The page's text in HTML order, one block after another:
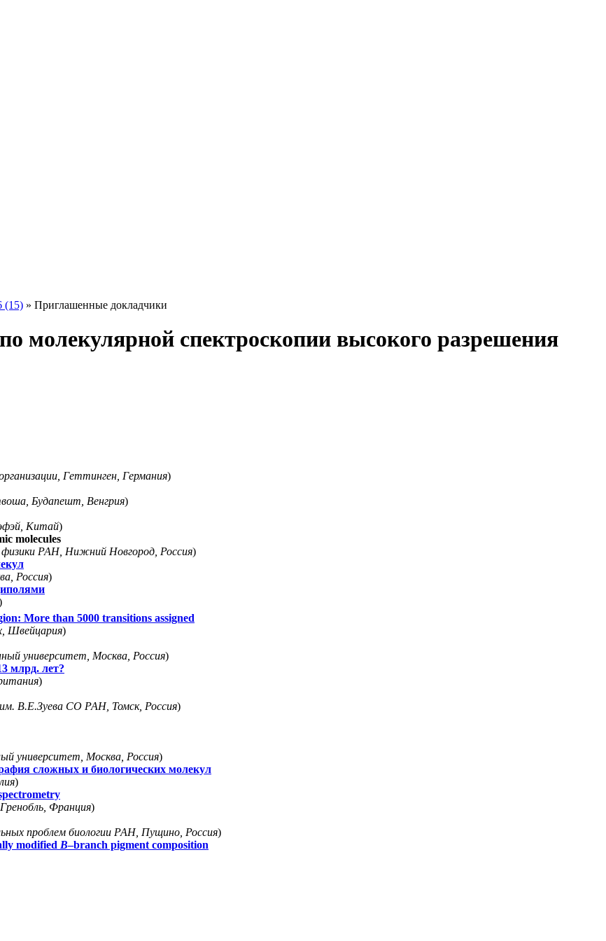
(15) » Приглашенные докладчики
молекулярной спектроскопии высокого разрешения
Геттинген, Германия)
Будапешт, Венгрия)
Китай)
molecules
РАН, Нижний Новгород, Россия)
Россия)
More than 5000 transitions assigned
Швейцария)
университет, Москва, Россия)
млрд. лет?
)
В.Е.Зуева СО РАН, Томск, Россия)
университет, Москва, Россия)
сложных и биологических молекул
)
Франция)
проблем биологии РАН, Пущино, Россия)
modified B–branch pigment composition